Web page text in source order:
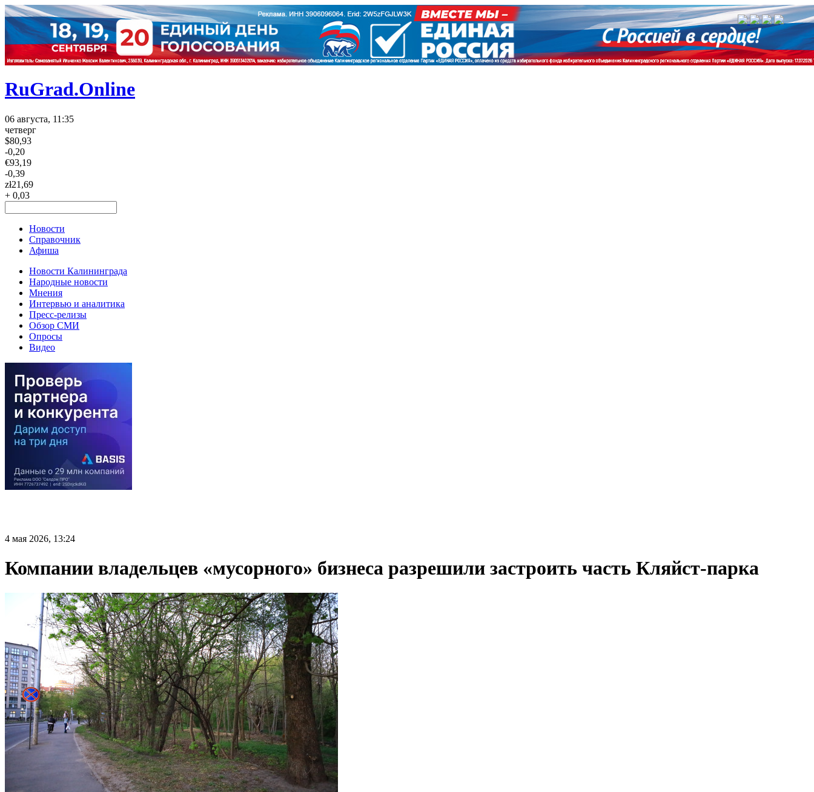
RuGrad.Online
06 августа, 11:35
четверг
$80,93
-0,20
€93,19
-0,39
zł21,69
+ 0,03
Новости
Справочник
Афиша
Новости Калининграда
Народные новости
Мнения
Интервью и аналитика
Пресс-релизы
Обзор СМИ
Опросы
Видео
4 мая 2026, 13:24
Компании владельцев «мусорного» бизнеса разрешили застроить часть Кляйст-парка